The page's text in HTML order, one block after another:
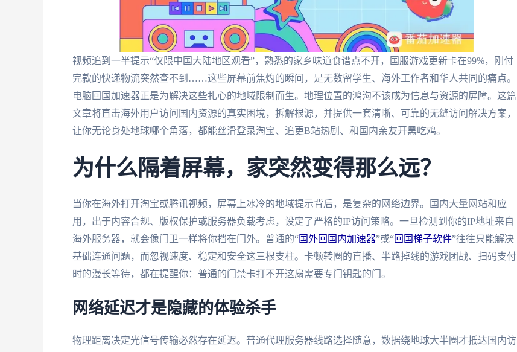
视频追到一半提示“仅限中国大陆地区观看”，熟悉的家乡味道食谱点不开，国服游戏更新卡在99%，刚付
完款的快递物流突然查不到……这些屏幕前焦灼的瞬间，是无数留学生、海外工作者和华人共同的痛点。
电脑回国加速器正是为解决这些扎心的地域限制而生。地理位置的鸿沟不该成为信息与资源的屏障。这篇
文章将直击海外用户访问国内资源的真实困境，拆解根源，并提供一套清晰、可靠的无缝访问解决方案，
让你无论身处地球哪个角落，都能丝滑登录淘宝、追更B站热剧、和国内亲友开黑吃鸡。
为什么隔着屏幕，家突然变得那么远？
当你在海外打开淘宝或腾讯视频，屏幕上冰冷的地域提示背后，是复杂的网络边界。国内大量网站和应
用，出于内容合规、版权保护或服务器负载考虑，设定了严格的IP访问策略。一旦检测到你的IP地址来自
海外服务器，就会像门卫一样将你挡在门外。普通的“国外回国内加速器”或“回国梯子软件”往往只能解决
基础连通问题，而忽视速度、稳定和安全这三根支柱。卡顿转圈的直播、半路掉线的游戏团战、扫码支付
时的漫长等待，都在提醒你：普通的门禁卡打不开这扇需要专门钥匙的门。
网络延迟才是隐藏的体验杀手
物理距离决定光信号传输必然存在延迟。普通代理服务器线路选择随意，数据绕地球大半圈才抵达国内访